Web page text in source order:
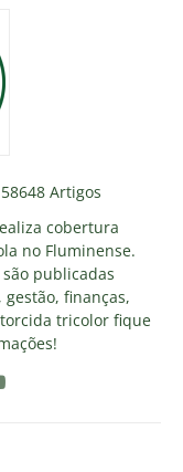
58648 Artigos
cobertura
no Fluminense.
publicadas
finanças,
tricolor fique